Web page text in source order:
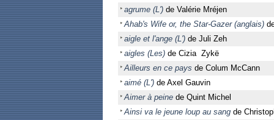
agrume (L') de Valérie Mréjen
Ahab's Wife or, the Star-Gazer (anglais)
aigle et l'ange (L') de Juli Zeh
aigles (Les) de Cizia Zykë
Ailleurs en ce pays de Colum McCann
aimé (L') de Axel Gauvin
Aimer à peine de Quint Michel
Ainsi va le jeune loup au sang de